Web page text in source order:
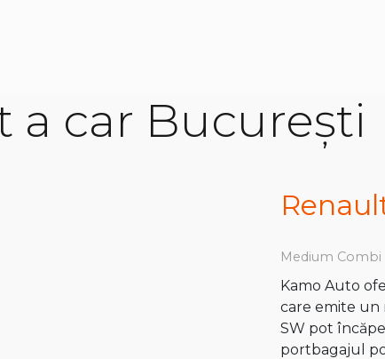
a car București
Medium Combi
Kamo Auto
care emite un
SW pot
portbagajul